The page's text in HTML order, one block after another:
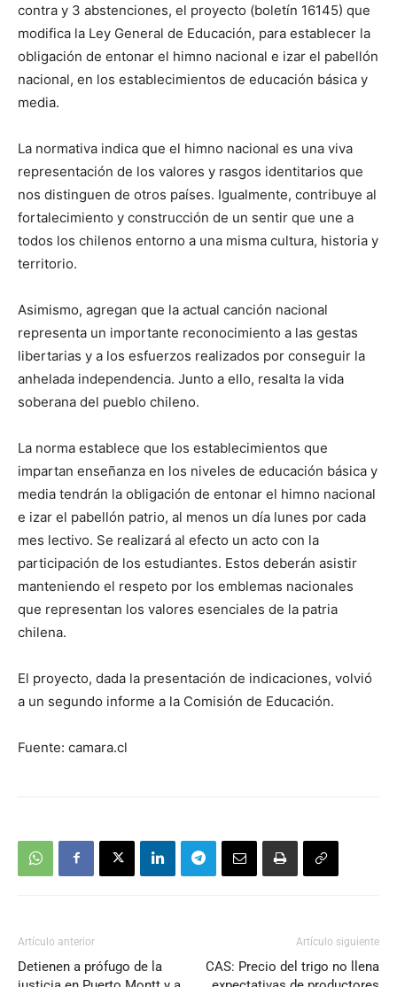
contra y 3 abstenciones, el proyecto (boletín 16145) que
modifica la Ley General de Educación, para establecer la
obligación de entonar el himno nacional e izar el pabellón
nacional, en los establecimientos de educación básica y
media.
La normativa indica que el himno nacional es una viva
representación de los valores y rasgos identitarios que
nos distinguen de otros países. Igualmente, contribuye al
fortalecimiento y construcción de un sentir que une a
todos los chilenos entorno a una misma cultura, historia y
territorio.
Asimismo, agregan que la actual canción nacional
representa un importante reconocimiento a las gestas
libertarias y a los esfuerzos realizados por conseguir la
anhelada independencia. Junto a ello, resalta la vida
soberana del pueblo chileno.
La norma establece que los establecimientos que
impartan enseñanza en los niveles de educación básica y
media tendrán la obligación de entonar el himno nacional
e izar el pabellón patrio, al menos un día lunes por cada
mes lectivo. Se realizará al efecto un acto con la
participación de los estudiantes. Estos deberán asistir
manteniendo el respeto por los emblemas nacionales
que representan los valores esenciales de la patria
chilena.
El proyecto, dada la presentación de indicaciones, volvió
a un segundo informe a la Comisión de Educación.
Fuente: camara.cl
Artículo anterior
Detienen a prófugo de la
Artículo siguiente
CAS: Precio del trigo no llena